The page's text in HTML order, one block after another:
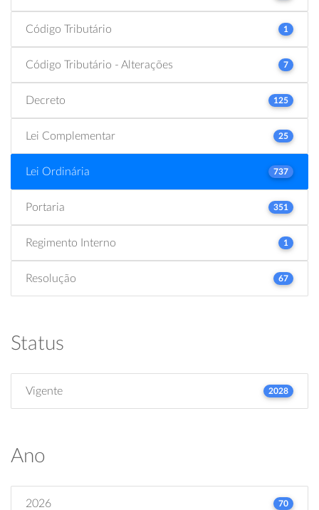
Código Tributário 1
Código Tributário - Alterações 7
Decreto 125
Lei Complementar 25
Lei Ordinária 737
Portaria 351
Regimento Interno 1
Resolução 67
Status
Vigente 2028
Ano
2026 70